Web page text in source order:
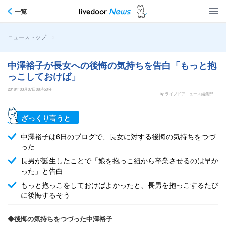
一覧
ニューストップ >
中澤裕子が長女への後悔の気持ちを告白「もっと抱
っこしておけば」
2018年03月07日08時50分
by ライブドアニュース編集部
ざっくり言うと
中澤裕子は6日のブログで、長女に対する後悔の気持ちをつづ
った
長男が誕生したことで「娘を抱っこ紐から卒業させるのは早か
った」と告白
もっと抱っこをしておけばよかったと、長男を抱っこするたび
に後悔するそう
◆後悔の気持ちをつづった中澤裕子